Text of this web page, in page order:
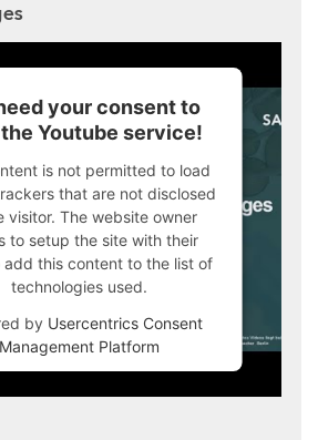
your consent to
Youtube service!
is not permitted to load
that are not disclosed
visitor. The website owner
to setup the site with their
add this content to the list of
technologies used.
by Usercentrics Consent
Management Platform